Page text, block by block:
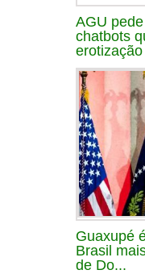
AGU
chatbots
Guaxupé
Brasil
de Do...